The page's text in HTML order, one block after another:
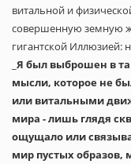
витальной и
совершенную земную
гигантской Иллюзией:
Я был выброшен в
мысли, которое не
или витальными
мира - лишь глядя
ощущало или
мир пустых